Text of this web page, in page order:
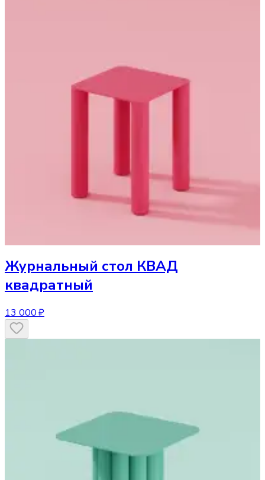
Журнальный стол КВАД
квадратный
13 000 ₽